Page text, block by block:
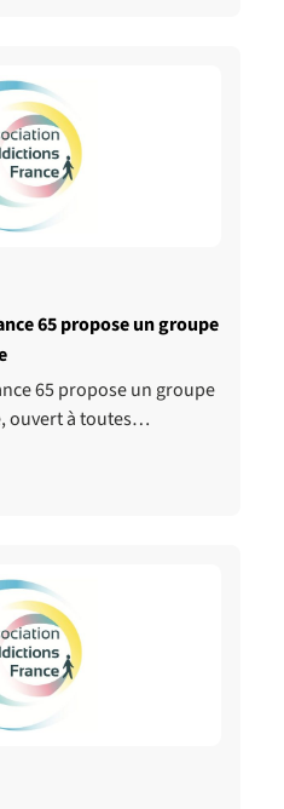
65 propose un groupe
65 propose un groupe
ouvert à toutes…